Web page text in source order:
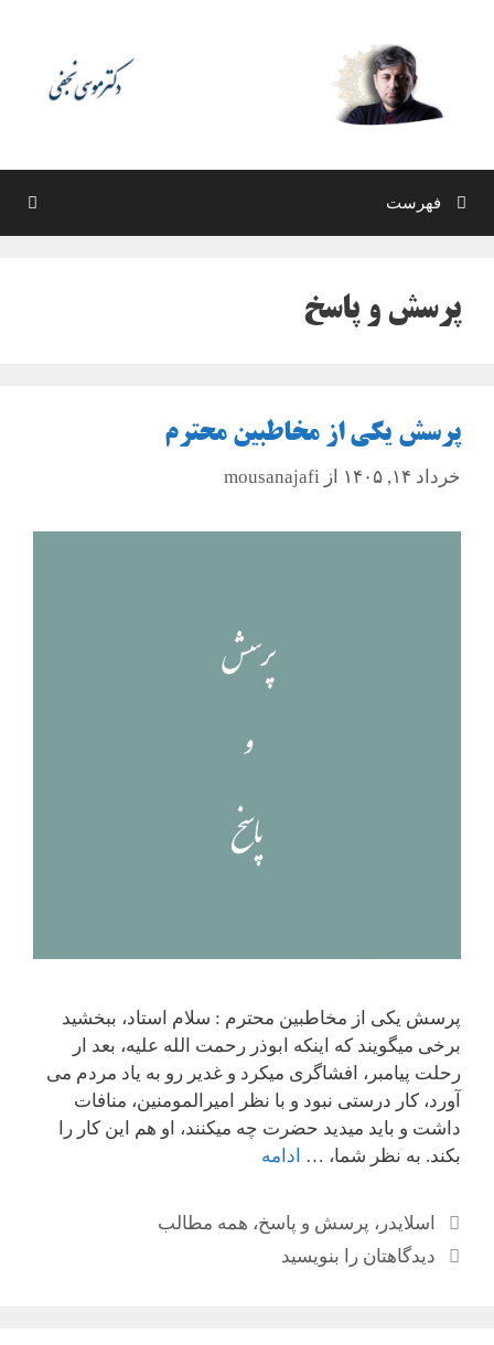
فهرست
پرسش و پاسخ
پرسش یکی از مخاطبین محترم
خرداد ۱۴, ۱۴۰۵ از mousanajafi
پرسش یکی از مخاطبین محترم : سلام استاد، ببخشید
برخی میگویند که اینکه ابوذر رحمت الله علیه، بعد ار
رحلت پیامبر، افشاگری میکرد و غدیر رو به یاد مردم می
آورد، کار درستی نبود و با نظر امیرالمومنین، منافات
داشت و باید میدید حضرت چه میکنند، او هم این کار را
بکند. به نظر شما، …
ادامه
دسته‌ها
اسلایدر ، پرسش و پاسخ، همه مطالب
دیدگاهتان را بنویسید